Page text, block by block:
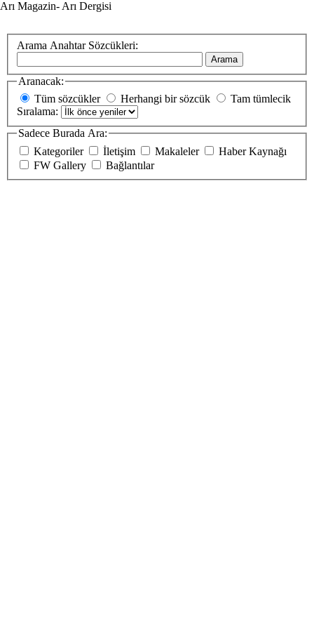
Arı Magazin- Arı Dergisi
Arama Anahtar Sözcükleri:
Arama
Aranacak:
Tüm sözcükler
Herhangi bir sözcük
Tam tümlecik
Sıralama:
Sadece Burada Ara:
Kategoriler
İletişim Makaleler
Haber Kaynağı
FW Gallery
Bağlantılar